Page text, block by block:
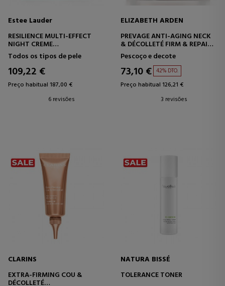
Estee Lauder
RESILIENCE MULTI-EFFECT
NIGHT CREME
CREME FIRMADOR - EFEITO
LIFTING
Todos os tipos de pele
109,22 €
Preço habitual 187,00 €
6 revisões
ELIZABETH ARDEN
PREVAGE ANTI-AGING NECK
& DÉCOLLETÉ FIRM & REPAIR
CREAM
CREME
ANTIENVELHECIMENTO -
FIRMADOR - REPARADOR
Pescoço e decote
73,10 € 42% DTO.
Preço habitual 126,21 €
3 revisões
CLARINS
EXTRA-FIRMING COU &
DÉCOLLETÉ
NATURA BISSÉ
TOLERANCE TONER